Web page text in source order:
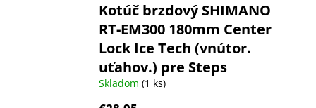
Kotúč brzdový SHIMANO
RT-EM300 180mm Center
Lock Ice Tech (vnútor.
uťahov.) pre Steps
Skladom (1 ks)